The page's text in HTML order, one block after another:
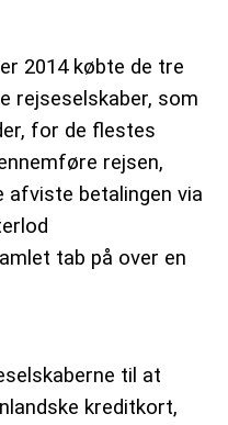
2014 købte de tre
rejseselskaber, som
for de flestes
rejsen,
afviste betalingen via
tab på over en
til at
kreditkort,